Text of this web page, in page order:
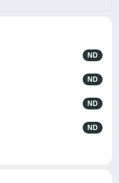
ND
ND
ND
ND